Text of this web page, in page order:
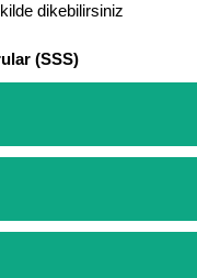
dikebilirsiniz
(SSS)
havale/eft veya sipariş
sepetinize eklenecektir.